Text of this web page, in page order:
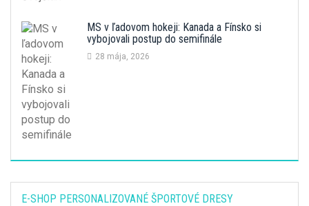
MS v ľadovom hokeji: Kanada a Fínsko si
vybojovali postup do semifinále
28 mája, 2026
E-SHOP PERSONALIZOVANÉ ŠPORTOVÉ DRESY